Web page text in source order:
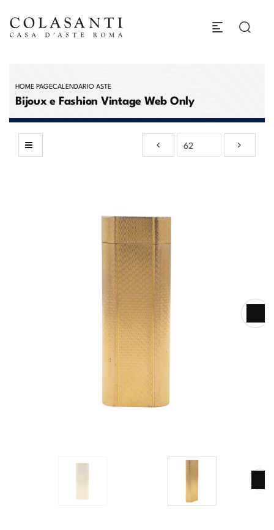
HOME PAGECALENDARIO ASTE
Bijoux e Fashion Vintage Web Only